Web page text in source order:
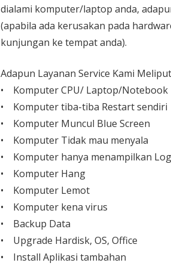
dialami komputer/laptop anda,
(apabila ada kerusakan pada
kunjungan ke tempat anda).
Adapun Layanan Service Kami
• Komputer CPU/ Laptop/Notebook
• Komputer tiba-tiba Restart sendiri
• Komputer Muncul Blue Screen
• Komputer Tidak mau menyala
• Komputer hanya menampilkan
• Komputer Hang
• Komputer Lemot
• Komputer kena virus
• Backup Data
• Upgrade Hardisk, OS, Office
• Install Aplikasi tambahan